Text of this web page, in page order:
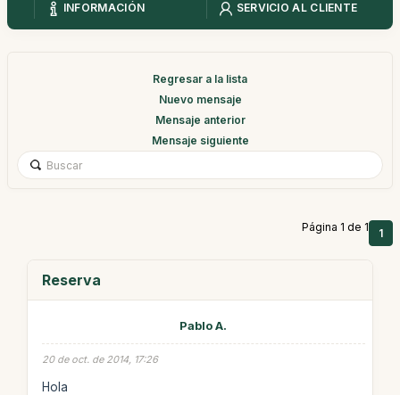
INFORMACIÓN
SERVICIO AL CLIENTE
Regresar a la lista
Nuevo mensaje
Mensaje anterior
Mensaje siguiente
Página 1 de 1 1
Reserva
Pablo A.
20 de oct. de 2014, 17:26
Hola